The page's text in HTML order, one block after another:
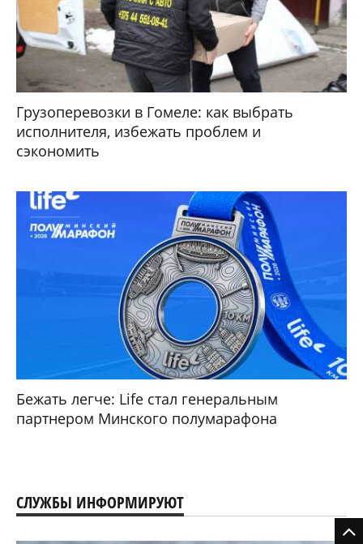
Грузоперевозки в Гомеле: как выбрать
исполнителя, избежать проблем и
сэкономить
Бежать легче: Life стал генеральным
партнером Минского полумарафона
СЛУЖБЫ ИНФОРМИРУЮТ